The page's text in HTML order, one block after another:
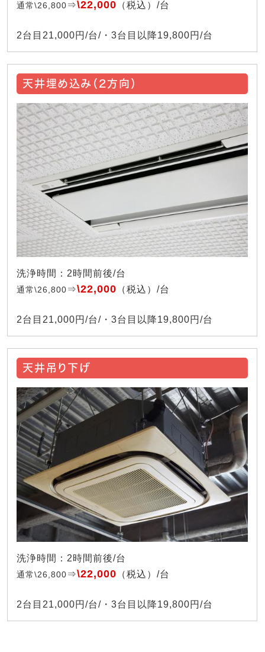
通常\26,800⇒\22,000 （税込）/台
2台目21,000円/台/・3台目以降19,800円/台
天井埋め込み（2方向）
洗浄時間：2時間前後/台
通常\26,800⇒\22,000 （税込）/台
2台目21,000円/台/・3台目以降19,800円/台
天井吊り下げ
洗浄時間：2時間前後/台
通常\26,800⇒\22,000 （税込）/台
2台目21,000円/台/・3台目以降19,800円/台